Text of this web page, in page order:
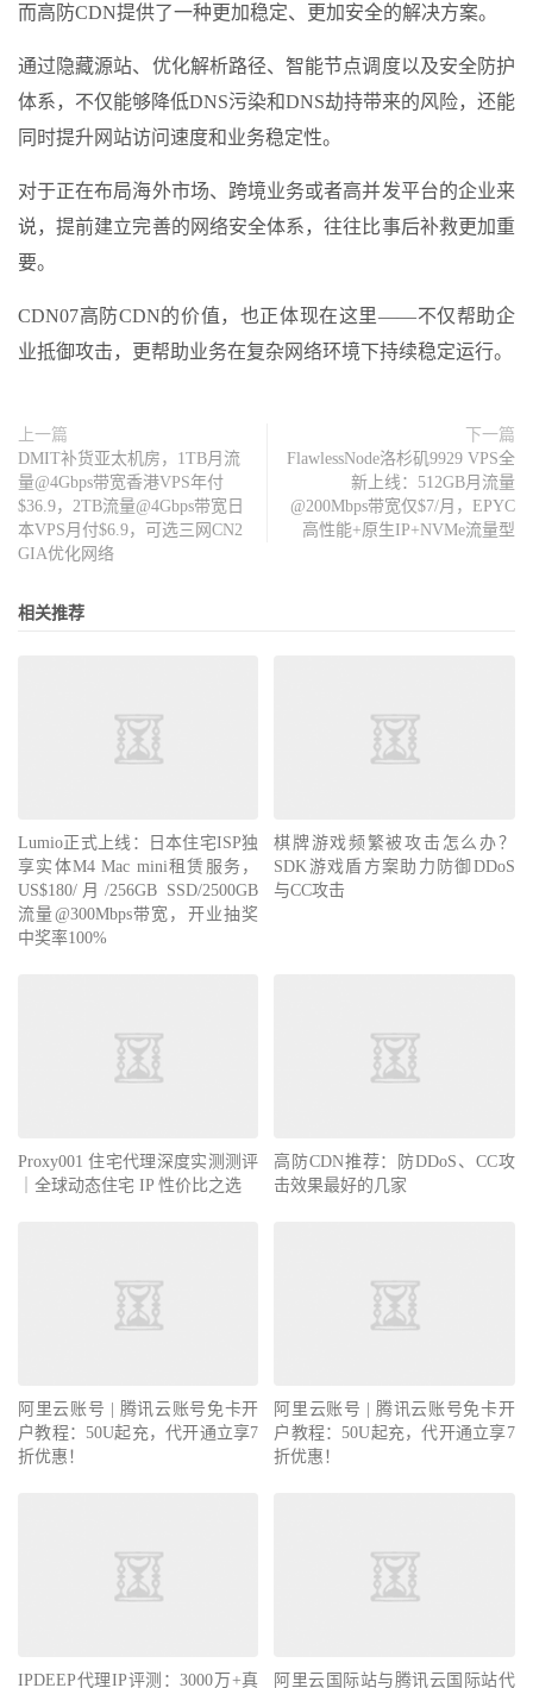
而高防CDN提供了一种更加稳定、更加安全的解决方案。
通过隐藏源站、优化解析路径、智能节点调度以及安全防护
体系，不仅能够降低DNS污染和DNS劫持带来的风险，还能
同时提升网站访问速度和业务稳定性。
对于正在布局海外市场、跨境业务或者高并发平台的企业来
说，提前建立完善的网络安全体系，往往比事后补救更加重
要。
CDN07高防CDN的价值，也正体现在这里——不仅帮助企
业抵御攻击，更帮助业务在复杂网络环境下持续稳定运行。
上一篇
DMIT补货亚太机房，1TB月流
量@4Gbps带宽香港VPS年付
$36.9，2TB流量@4Gbps带宽日
本VPS月付$6.9，可选三网CN2
GIA优化网络
下一篇
FlawlessNode洛杉矶9929 VPS全
新上线：512GB月流量
@200Mbps带宽仅$7/月，EPYC
高性能+原生IP+NVMe流量型
相关推荐
Lumio正式上线：日本住宅ISP独
享实体M4 Mac mini租赁服务，
US$180/月/256GB SSD/2500GB
流量@300Mbps带宽，开业抽奖
中奖率100%
棋牌游戏频繁被攻击怎么办？
SDK游戏盾方案助力防御DDoS
与CC攻击
Proxy001 住宅代理深度实测测评
｜全球动态住宅 IP 性价比之选
高防CDN推荐：防DDoS、CC攻
击效果最好的几家
阿里云账号 | 腾讯云账号免卡开
户教程：50U起充，代开通立享7
折优惠！
阿里云账号 | 腾讯云账号免卡开
户教程：50U起充，代开通立享7
折优惠！
IPDEEP代理IP评测：3000万+真 阿里云国际站与腾讯云国际站代